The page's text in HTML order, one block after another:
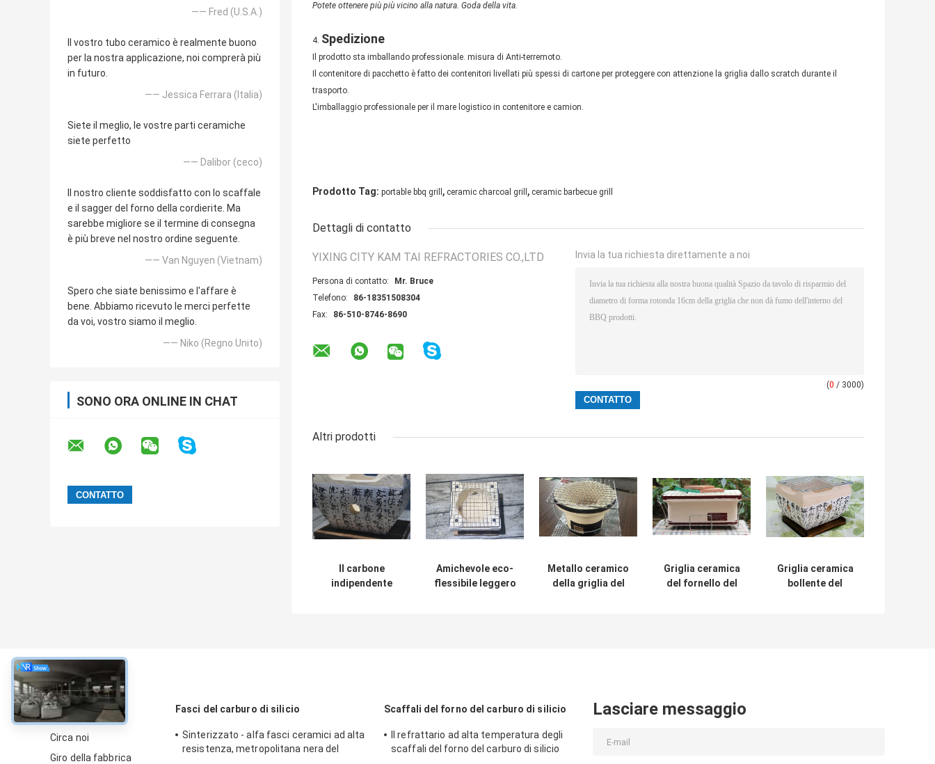
—— Fred (U.S.A.)
Il vostro tubo ceramico è realmente buono
per la nostra applicazione, noi comprerà più
in futuro.
—— Jessica Ferrara (Italia)
Siete il meglio, le vostre parti ceramiche
siete perfetto
—— Dalibor (ceco)
Il nostro cliente soddisfatto con lo scaffale
e il sagger del forno della cordierite. Ma
sarebbe migliore se il termine di consegna
è più breve nel nostro ordine seguente.
—— Van Nguyen (Vietnam)
Spero che siate benissimo e l'affare è
bene. Abbiamo ricevuto le merci perfette
da voi, vostro siamo il meglio.
—— Niko (Regno Unito)
SONO ORA ONLINE IN CHAT
Potete ottenere più più vicino alla natura. Goda della vita.
4. Spedizione
Il prodotto sta imballando professionale. misura di Anti-terremoto.
Il contenitore di pacchetto è fatto dei contenitori livellati più spessi di cartone per proteggere con attenzione la griglia dallo scratch durante il
trasporto.
L'imballaggio professionale per il mare logistico in contenitore e camion.
Prodotto Tag: portable bbq grill , ceramic charcoal grill , ceramic barbecue grill
Dettagli di contatto
YIXING CITY KAM TAI REFRACTORIES CO.,LTD
Persona di contatto:
Mr. Bruce
Telefono:
86-18351508304
Fax:
86-510-8746-8690
Invia la tua richiesta direttamente a noi
(0 / 3000)
Altri prodotti
Il carbone
indipendente
Amichevole eco-
flessibile leggero
Metallo ceramico
della griglia del
Griglia ceramica
del fornello del
Griglia ceramica
bollente del
circa
Circa noi
Giro della fabbrica
Fasci del carburo di silicio
Sinterizzato - alfa fasci ceramici ad alta
resistenza, metropolitana nera del
Scaffali del forno del carburo di silicio
Il refrattario ad alta temperatura degli
scaffali del forno del carburo di silicio
Lasciare messaggio